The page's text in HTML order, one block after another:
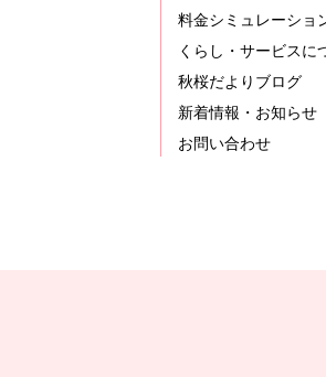
料金シミュレーショ
くらし・サービスに
秋桜だよりブログ
新着情報・お知らせ
お問い合わせ